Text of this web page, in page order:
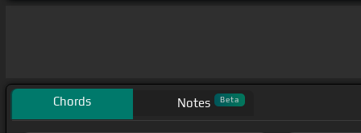
Chords Notes Beta